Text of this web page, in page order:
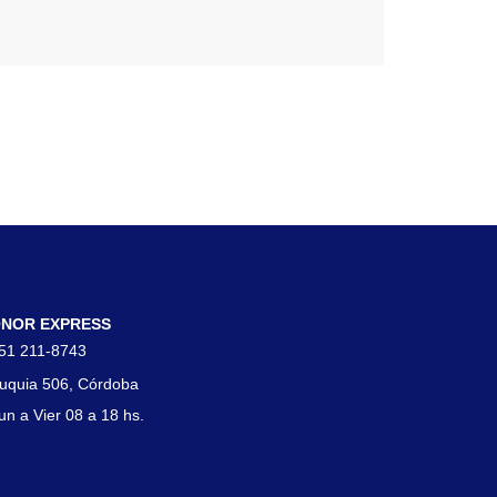
EXPRESS
211-8743
506, Córdoba
a Vier 08 a 18 hs.